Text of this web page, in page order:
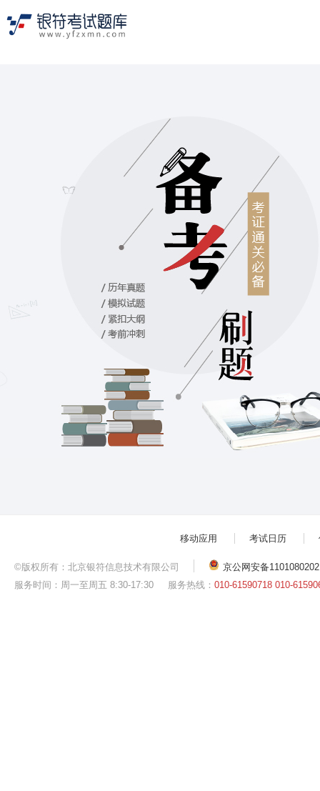
移动应用 考试日历
©版权所有：北京银符信息技术有限公司
京公网安备
服务时间：周一至周五 8:30-17:30 服务热线： 010-61590718 010-